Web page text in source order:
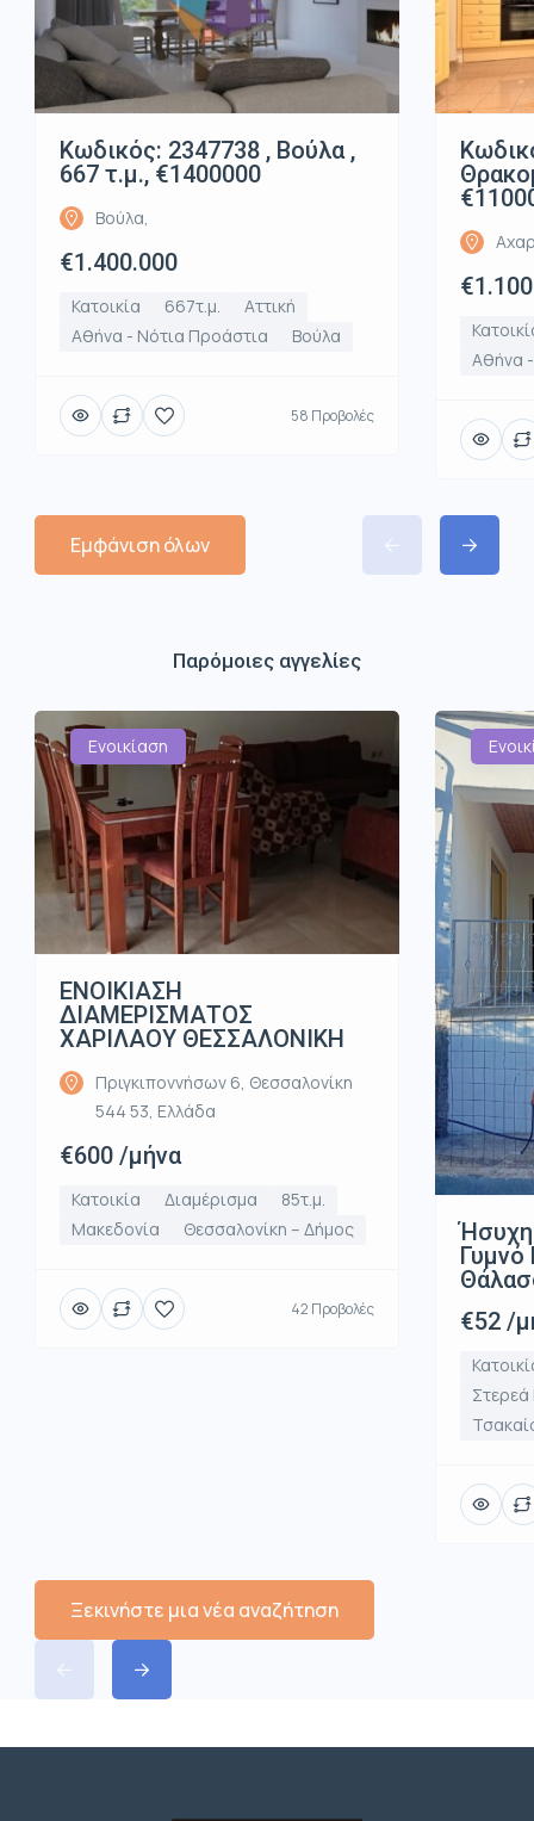
Κωδικός: 2347738 , Βούλα ,
667 τ.μ., €1400000
Βούλα,
€1.400.000
Κατοικία 667τ.μ.
Αττική
Αθήνα - Νότια Προάστια
Βούλα
58 Προβολές
Αθήνα
Εμφάνιση όλων
Παρόμοιες αγγελίες
Ενοικίαση
ΕΝΟΙΚΙΑΣΗ
ΔΙΑΜΕΡΙΣΜΑΤΟΣ
ΧΑΡΙΛΑΟΥ ΘΕΣΣΑΛΟΝΙΚΗ
Πριγκιποννήσων 6, Θεσσαλονίκη
544 53, Ελλάδα
€600 /μήνα
Κατοικία Διαμέρισμα
85τ.μ.
Μακεδονία
Θεσσαλονίκη – Δήμος
42 Προβολές
Γυμνό
€52 /
Ξεκινήστε μια νέα αναζήτηση